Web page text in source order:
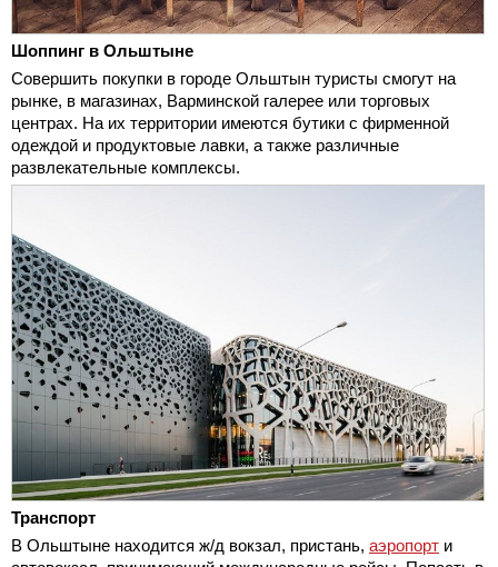
Шоппинг в Ольштыне
Совершить покупки в городе Ольштын туристы смогут на
рынке, в магазинах, Варминской галерее или торговых
центрах. На их территории имеются бутики с фирменной
одеждой и продуктовые лавки, а также различные
развлекательные комплексы.
Транспорт
В Ольштыне находится ж/д вокзал, пристань, аэропорт и